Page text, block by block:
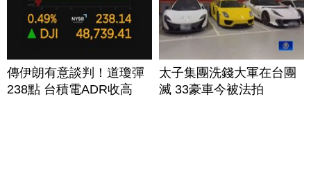
傳伊朗有意談判！道瓊彈
238點 台積電ADR收高
太子集團洗錢大軍在台團
滅 33豪車今被法拍